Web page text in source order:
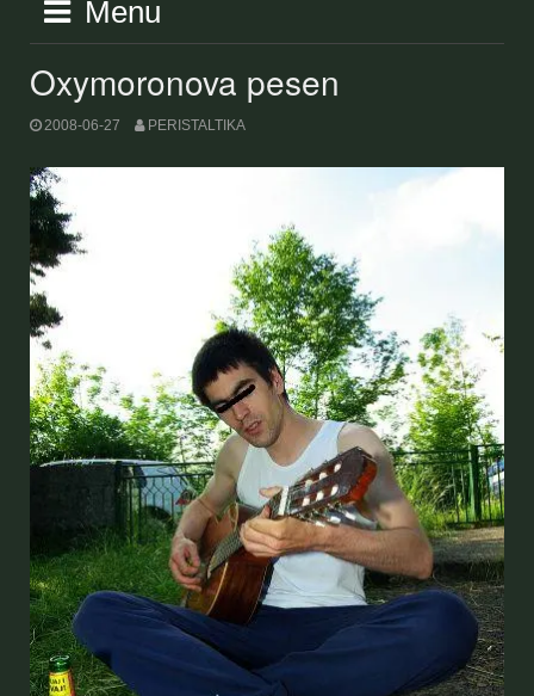
Menu
Oxymoronova pesen
2008-06-27 PERISTALTIKA